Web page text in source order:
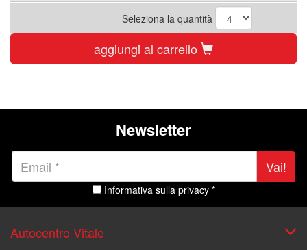
Seleziona la quantità
aggiungi al carrello
Newsletter
Vai!
Informativa sulla privacy *
Autocentro Vitale